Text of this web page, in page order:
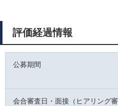
評価経過情報
公募期間
会合審査日・面接（ヒアリング審